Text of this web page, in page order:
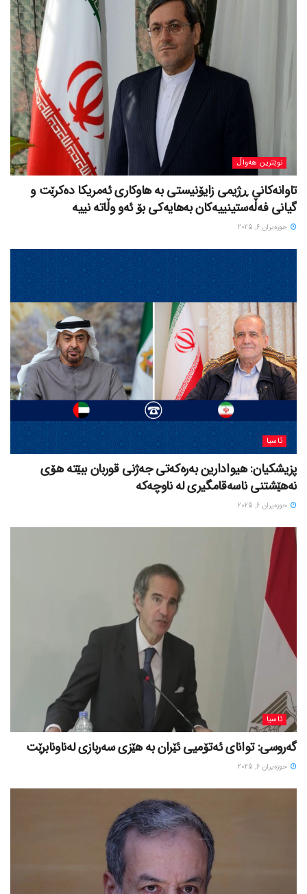
نوێترین هەواڵ
تاوانەکانی ڕژیمی زایۆنیستی بە هاوکاری ئەمریکا دەکرێت و
گیانی فەڵەستینییەکان بەهایەکی بۆ ئەو وڵاتە نییە
حوزه‌یران 6, 2025
ئاسیا
پزیشکیان: هیوادارین بەرەکەتی جەژنی قوربان ببێتە هۆی
نەهێشتنی ناسەقامگیری لە ناوچەکە
حوزه‌یران 6, 2025
ئاسیا
گەروسی: توانای ئەتۆمیی ئێران بە هێزی سەربازی لەناونابرێت
حوزه‌یران 6, 2025